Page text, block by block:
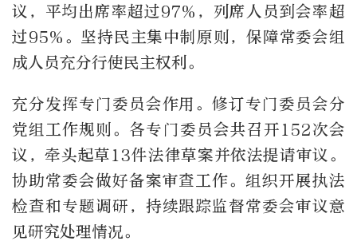
议，平均出席率超过97%，列席人员到会率超
过95%。坚持民主集中制原则，保障常委会组
成人员充分行使民主权利。
充分发挥专门委员会作用。修订专门委员会分
党组工作规则。各专门委员会共召开152次会
议，牵头起草13件法律草案并依法提请审议。
协助常委会做好备案审查工作。组织开展执法
检查和专题调研，持续跟踪监督常委会审议意
见研究处理情况。